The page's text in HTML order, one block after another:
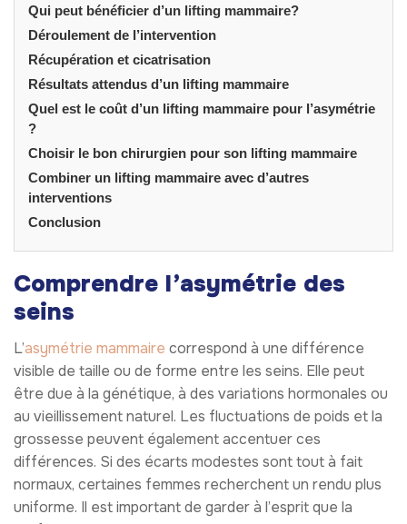
Qui peut bénéficier d’un lifting mammaire?
Déroulement de l’intervention
Récupération et cicatrisation
Résultats attendus d’un lifting mammaire
Quel est le coût d’un lifting mammaire pour l’asymétrie
?
Choisir le bon chirurgien pour son lifting mammaire
Combiner un lifting mammaire avec d’autres
interventions
Conclusion
Comprendre l’asymétrie des
seins
L’asymétrie mammaire correspond à une différence
visible de taille ou de forme entre les seins. Elle peut
être due à la génétique, à des variations hormonales ou
au vieillissement naturel. Les fluctuations de poids et la
grossesse peuvent également accentuer ces
différences. Si des écarts modestes sont tout à fait
normaux, certaines femmes recherchent un rendu plus
uniforme. Il est important de garder à l’esprit que la